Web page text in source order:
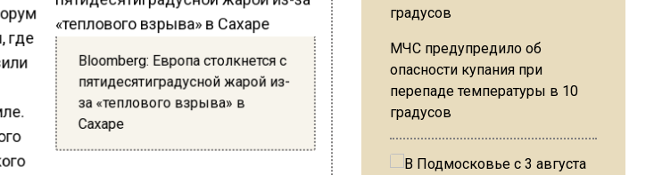
Bloomberg: Европа столкнется с
пятидесятиградусной жарой из-
за «теплового взрыва» в
Сахаре
где
МЧС предупредило об
опасности купания при
перепаде температуры в 10
градусов